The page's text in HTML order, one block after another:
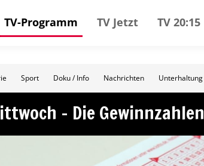
TV-Programm TV Jetzt TV 20:15
Sport Doku / Info Nachrichten Unterhaltung
– Die Gewinnzahlen